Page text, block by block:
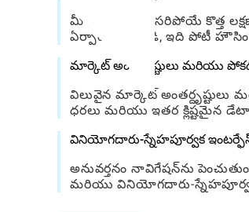
మీ ప్రమాణాలకు సరిపోయే కొత్త
ఏర్పాటు చేయండి, ఇది పోటీ
మార్కెట్ అంతర్దృష్టులు మరియు
విలువైన మార్కెట్ అంతర్దృష్టులు
ధరలు మరియు ఇతర క్లిష్టమైన
వినియోగదారు-స్నేహపూర్వక
అనువర్తనం నావిగేషన్‌ను
మరియు వినియోగదారు-